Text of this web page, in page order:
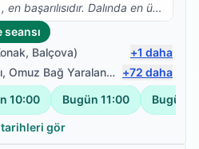
olacağına eminim esra
tavsiye ederim biz çok
eminim .
, Balçova) +1 daha
, Omuz Bağ Yaralanması ,Protez
+72 daha
10:00 Bugün 11:00 Bugün
tarihleri gör